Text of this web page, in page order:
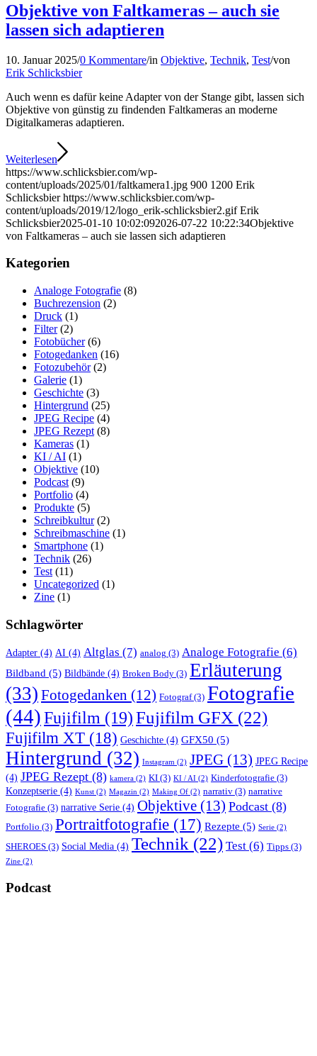
Objektive von Faltkameras – auch sie
lassen sich adaptieren
10. Januar 2025/0 Kommentare/in Objektive, Technik, Test/von
Erik Schlicksbier
Auch wenn es dafür keine Adapter von der Stange gibt, lassen sich
Objektive von günstig zu findenden Faltkameras an moderne
Digitalkameras adaptieren.
Weiterlesen
https://www.schlicksbier.com/wp-
content/uploads/2025/01/faltkamera1.jpg 900 1200 Erik
Schlicksbier https://www.schlicksbier.com/wp-
content/uploads/2019/12/logo_erik-schlicksbier2.gif Erik
Schlicksbier2025-01-10 10:02:092026-07-22 10:22:34Objektive
von Faltkameras – auch sie lassen sich adaptieren
Kategorien
Analoge Fotografie (8)
Buchrezension (2)
Druck (1)
Filter(2)
Fotobücher(6)
Fotogedanken (16)
Fotozubehör(2)
Galerie (1)
Geschichte (3)
Hintergrund (25)
JPEG Recipe (4)
JPEG Rezept (8)
Kameras (1)
KI / AI (1)
Objektive (10)
Podcast (9)
Portfolio (4)
Produkte (5)
Schreibkultur(2)
Schreibmaschine (1)
Smartphone (1)
Technik (26)
Test (11)
Uncategorized (1)
Zine (1)
Schlagwörter
Adapter (4) AI (4) Altglas (7) analog (3) Analoge Fotografie (6)
Bildband (5) Bildbände (4) Broken Body (3) Erläuterung
(33) Fotogedanken (12) Fotograf(3) Fotografie
(44)Fujifilm (19)Fujifilm GFX (22)
Fujifilm XT (18) Geschichte (4) GFX50 (5)
Hintergrund (32) Instagram (2) JPEG (13) JPEG Recipe
(4) JPEG Rezept (8) kamera (2) KI (3) KI / AI (2) Kinderfotografie (3)
Konzeptserie (4) Kunst (2) Magazin (2) Making Of (2) narrativ (3) narrative
Fotografie (3) narrative Serie (4) Objektive (13) Podcast (8)
Portfolio (3) Portraitfotografie (17) Rezepte (5) Serie (2)
SHEROES (3) Social Media (4) Technik (22) Test (6) Tipps (3)
Zine (2)
Podcast